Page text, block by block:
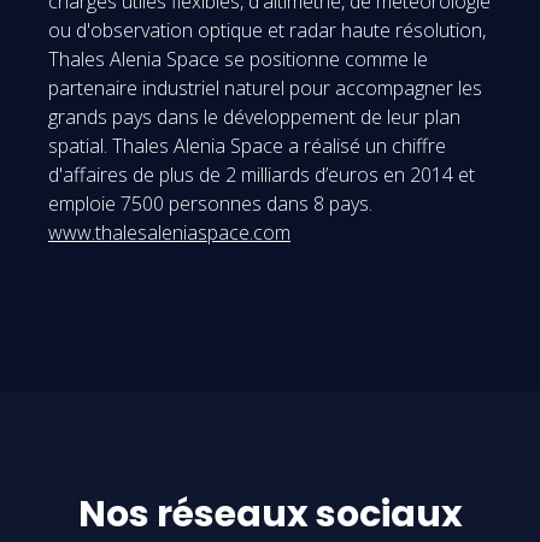
ou d'observation optique et radar haute résolution,
Thales Alenia Space se positionne comme le
partenaire industriel naturel pour accompagner les
grands pays dans le développement de leur plan
spatial. Thales Alenia Space a réalisé un chiffre
d'affaires de plus de 2 milliards d’euros en 2014 et
emploie 7500 personnes dans 8 pays.
www.thalesaleniaspace.com
Nos réseaux sociaux